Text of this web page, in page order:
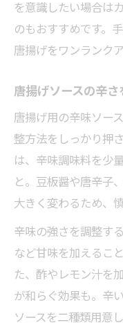
を意識したい場合は
のもおすすめです。
唐揚げをワンランク
唐揚げソースの辛
唐揚げ用の辛味ソー
整方法をしっかり押
は、辛味調味料を少
と。豆板醤や唐辛子
大きく変わるため、
辛味の強さを調整す
など甘味を加えるこ
た、酢やレモン汁を
が和らぐ効果も。辛
ソースを二種類用意